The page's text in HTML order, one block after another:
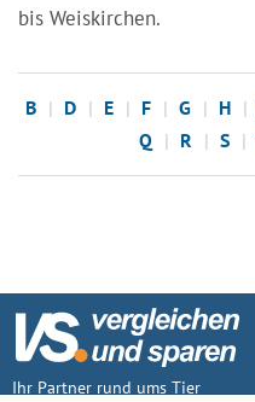
bis Weiskirchen.
B D E F G H
Q
R S
Ihr Partner rund ums Tier